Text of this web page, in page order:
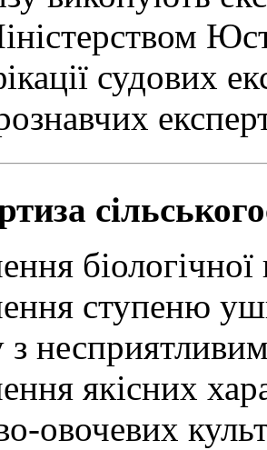
судових
ступеню
з
якісних
овочевих